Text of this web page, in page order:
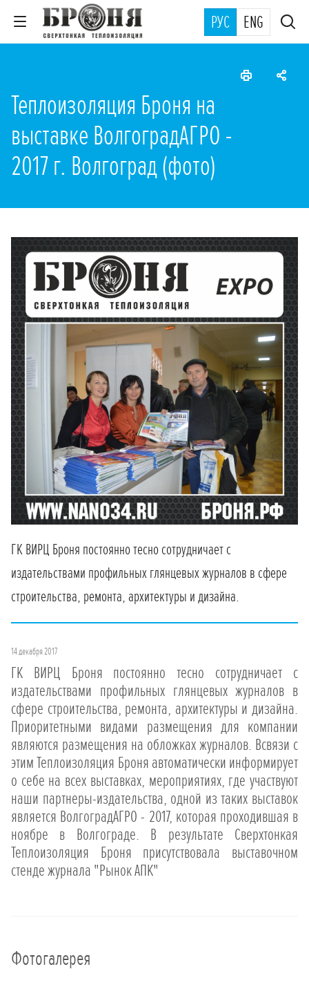
РУС ENG
Теплоизоляция Броня на
выставке ВолгоградАГРО -
2017 г. Волгоград (фото)
ГК ВИРЦ Броня постоянно тесно сотрудничает с
издательствами профильных глянцевых журналов в сфере
строительства, ремонта, архитектуры и дизайна.
14 декабря 2017
ГК ВИРЦ Броня постоянно тесно сотрудничает с
издательствами профильных глянцевых журналов в
сфере строительства, ремонта, архитектуры и дизайна.
Приоритетными видами размещения для компании
являются размещения на обложках журналов. Всвязи с
этим Теплоизоляция Броня автоматически информирует
о себе на всех выставках, мероприятиях, где участвуют
наши партнеры-издательства, одной из таких выставок
является ВолгоградАГРО - 2017, которая проходившая в
ноябре в Волгограде. В результате Сверхтонкая
Теплоизоляция Броня присутствовала выставочном
стенде журнала "Рынок АПК"
Фотогалерея